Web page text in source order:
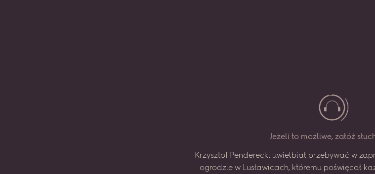
Jeżeli to możliwe, załóż słuc
Krzysztof Penderecki uwielbiał przebywać w
ogrodzie w Lusławicach, któremu poświęcał